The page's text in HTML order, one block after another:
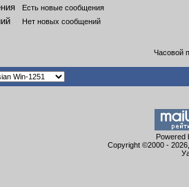
Есть новые сообщения
Нет новых сообщений
Часовой
Powered
Copyright ©2000 -